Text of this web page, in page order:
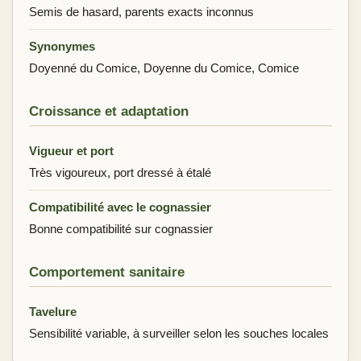
Semis de hasard, parents exacts inconnus
Synonymes
Doyenné du Comice, Doyenne du Comice, Comice
Croissance et adaptation
Vigueur et port
Très vigoureux, port dressé à étalé
Compatibilité avec le cognassier
Bonne compatibilité sur cognassier
Comportement sanitaire
Tavelure
Sensibilité variable, à surveiller selon les souches locales